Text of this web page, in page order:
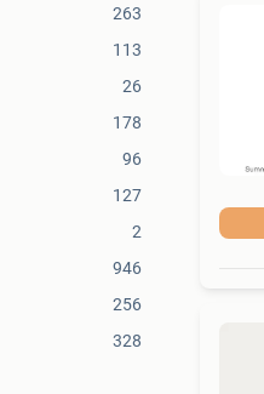
263
113
26
178
96
127
2
946
256
328